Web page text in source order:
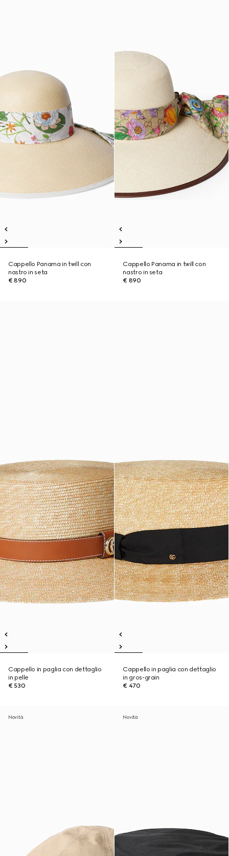
Cappello Panama in twill con
nastro in seta
€ 890
Cappello Panama in twill con
nastro in seta
€ 890
Cappello in paglia con dettaglio
in pelle
€ 530
Cappello in paglia con dettaglio
in gros-grain
€ 470
Novità Novità